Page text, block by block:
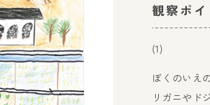
観察ポ
(1)
ぼくのいえ
リガニやド